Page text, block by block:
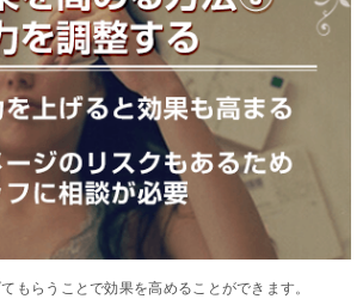
もらうことで効果を高めることができます。